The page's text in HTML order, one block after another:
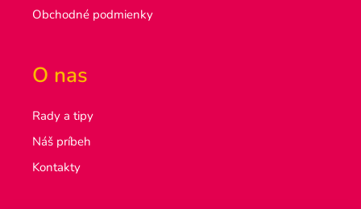
Obchodné podmienky
O nas
Rady a tipy
Náš príbeh
Kontakty